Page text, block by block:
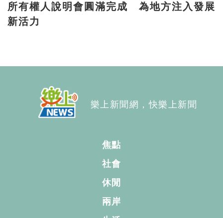
所有權人說明會圓滿完成 為地方注入發展
新活力
樂上新聞網，快樂上新聞
焦點
社會
休閒
兩岸